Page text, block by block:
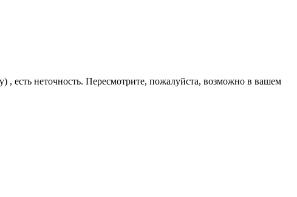
, есть неточность. Пересмотрите, пожалуйста, возможно в вашем